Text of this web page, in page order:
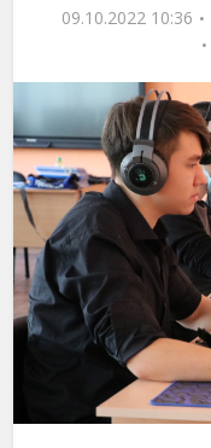
09.10.2022 10:36